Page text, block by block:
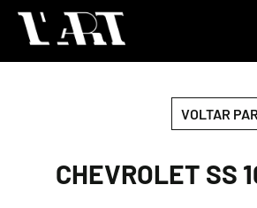
VOLTAR
CHEVROLET SS